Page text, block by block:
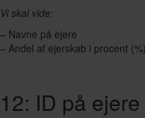
Vi skal vide:
– Navne på ejere
– Andel af ejerskab i procent (%)
12: ID på ejere